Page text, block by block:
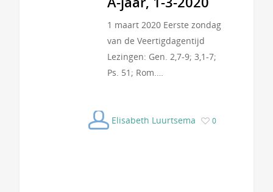
1 maart 2020 Eerste zondag
van de Veertigdagentijd
Lezingen: Gen. 2,7-9; 3,1-7;
Ps. 51; Rom.…
Elisabeth Luurtsema 0